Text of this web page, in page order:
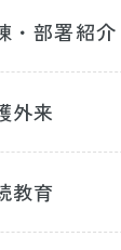
・部署紹介
外来
教育